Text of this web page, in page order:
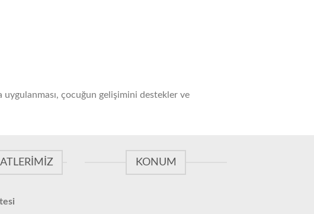
çocuğun gelişimini destekler ve
KONUM